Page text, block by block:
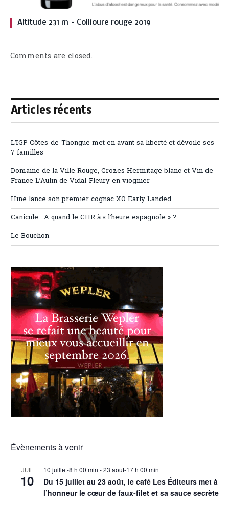
Altitude 231 m – Collioure rouge 2019
Comments are closed.
Articles récents
L’IGP Côtes-de-Thongue met en avant sa liberté et dévoile ses
7 familles
Domaine de la Ville Rouge, Crozes Hermitage blanc et Vin de
France L’Aulin de Vidal-Fleury en viognier
Hine lance son premier cognac XO Early Landed
Canicule : A quand le CHR à « l’heure espagnole » ?
Le Bouchon
Évènements à venir
JUIL
10
10 juillet-8 h 00 min -23 août-17 h 00 min
Du 15 juillet au 23 août, le café Les Éditeurs met à
l’honneur le cœur de faux-filet et sa sauce secrète